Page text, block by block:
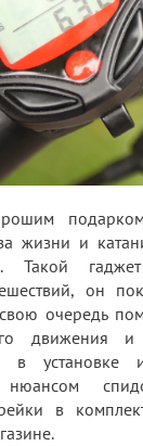
жизни и
Такой
он
очередь
движения и
в установке
в